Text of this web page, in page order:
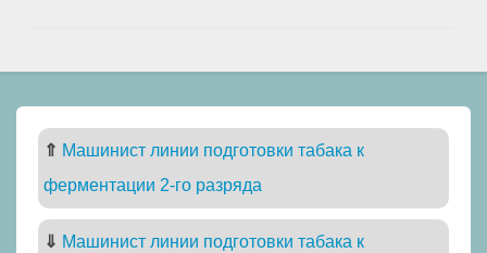
⇑ Машинист линии подготовки табака к
ферментации 2-го разряда
⇓ Машинист линии подготовки табака к